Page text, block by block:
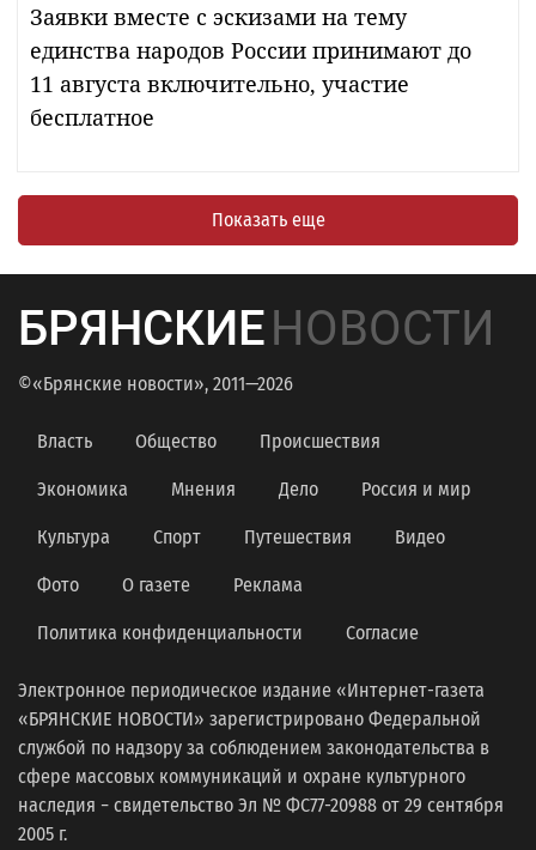
Заявки вместе с эскизами на тему
единства народов России принимают до
11 августа включительно, участие
бесплатное
Показать еще
БРЯНСКИЕНОВОСТИ
©«Брянские новости», 2011—2026
Власть Общество Происшествия
Экономика Мнения Дело Россия и мир
Культура Спорт Путешествия Видео
Фото О газете Реклама
Политика конфиденциальности Согласие
Электронное периодическое издание «Интернет-газета
«БРЯНСКИЕ НОВОСТИ» зарегистрировано Федеральной
службой по надзору за соблюдением законодательства в
сфере массовых коммуникаций и охране культурного
наследия − свидетельство Эл № ФС77-20988 от 29 сентября
2005 г.